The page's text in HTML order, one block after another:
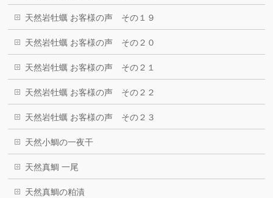
天然岩牡蠣 お客様の声 その１９
天然岩牡蠣 お客様の声 その２０
天然岩牡蠣 お客様の声 その２１
天然岩牡蠣 お客様の声 その２２
天然岩牡蠣 お客様の声 その２３
天然小鯛の一夜干
天然真鯛 一尾
天然真鯛の粕漬